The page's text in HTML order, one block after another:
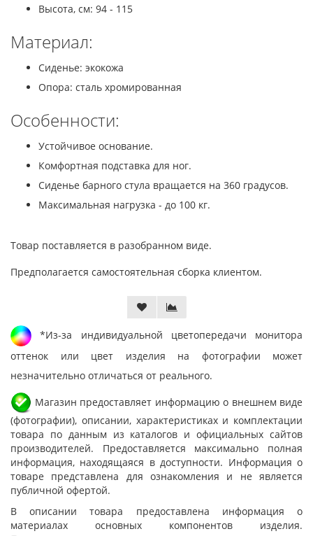
Высота, см: 94 - 115
Материал:
Сиденье: экокожа
Опора: сталь хромированная
Особенности:
Устойчивое основание.
Комфортная подставка для ног.
Сиденье барного стула вращается на 360 градусов.
Максимальная нагрузка - до 100 кг.
Товар поставляется в разобранном виде.
Предполагается самостоятельная сборка клиентом.
*Из-за индивидуальной цветопередачи монитора
оттенок или цвет изделия на фотографии может
незначительно отличаться от реального.
Магазин предоставляет информацию о внешнем виде
(фотографии), описании, характеристиках и комплектации
товара по данным из каталогов и официальных сайтов
производителей. Предоставляется максимально полная
информация, находящаяся в доступности. Информация о
товаре представлена для ознакомления и не является
публичной офертой.
В описании товара предоставлена информация о
материалах основных компонентов изделия.